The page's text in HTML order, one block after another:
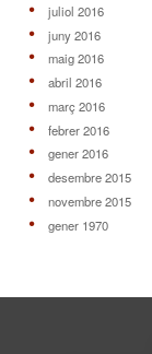
juliol 2016
juny 2016
maig 2016
abril 2016
març 2016
febrer 2016
gener 2016
desembre 2015
novembre 2015
gener 1970